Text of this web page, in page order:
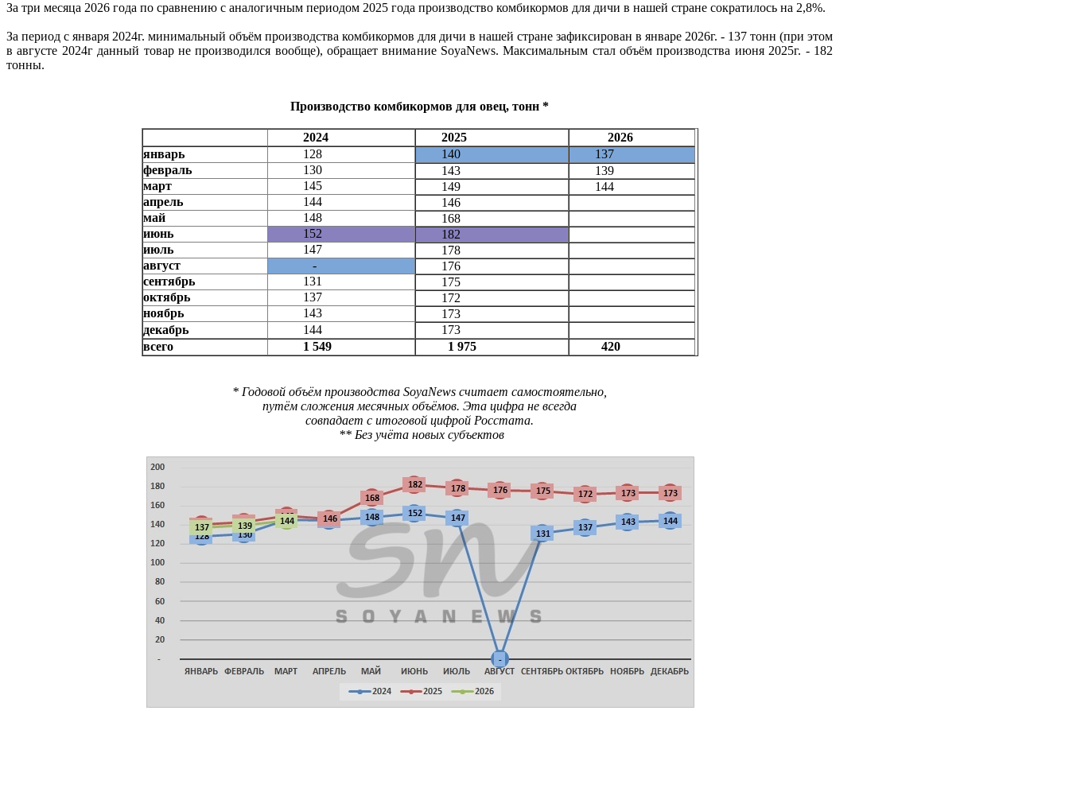
За три месяца 2026 года по сравнению с аналогичным периодом 2025 года производство комбикормов для дичи в нашей стране сократилось на 2,8%.
За период с января 2024г. минимальный объём производства комбикормов для дичи в нашей стране зафиксирован в январе 2026г. - 137 тонн (при этом
в августе 2024г данный товар не производился вообще), обращает внимание SoyaNews. Максимальным стал объём производства июня 2025г. - 182
тонны.
Производство комбикормов для овец, тонн *
2024 2025
2026
январь
128 140
137
февраль
130 143
139
март
145 149
144
апрель
144
146
май
148
168
июнь
152
182
июль
147
178
август
-
176
сентябрь
131
175
октябрь
137
172
ноябрь
143
173
декабрь
144
173
всего
1 549 1 975 420
* Годовой объём производства SoyaNews считает самостоятельно,
путём сложения месячных объёмов. Эта цифра не всегда
совпадает с итоговой цифрой Росстата.
** Без учёта новых субъектов